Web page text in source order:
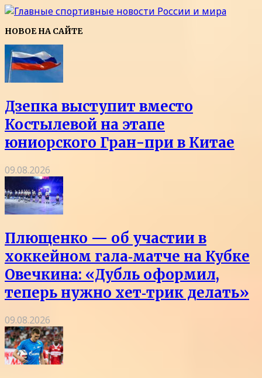
НОВОЕ НА САЙТЕ
Дзепка выступит вместо
Костылевой на этапе
юниорского Гран-при в Китае
09.08.2026
Плющенко — об участии в
хоккейном гала‑матче на Кубке
Овечкина: «Дубль оформил,
теперь нужно хет‑трик делать»
09.08.2026